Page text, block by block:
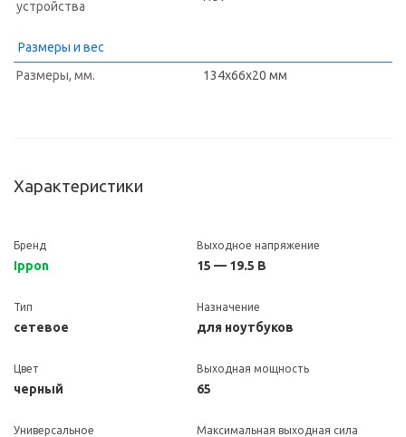
устройства
Размеры и вес
Размеры, мм.
134x66x20 мм
Характеристики
Бренд
Ippon
Выходное напряжение
15 — 19.5 В
Тип
сетевое
Назначение
для ноутбуков
Цвет
черный
Выходная мощность
65
Универсальное
Максимальная выходная сила